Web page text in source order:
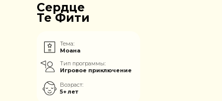
Возраст:
5+ лет
Сердце
Те Фити
Тип программы:
Игровое приключение
Тема:
Моана